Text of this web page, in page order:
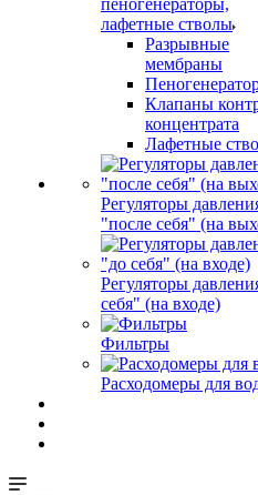
пеногенераторы,
лафетные стволы
Разрывные
мембраны
Клапаны
концентрата
Лафетные
Регуляторы
"после себя" (на
Регуляторы
себя" (на входе)
Фильтры
Расходомеры для